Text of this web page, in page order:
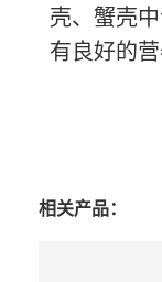
壳、蟹壳
有良好的营
相关产品：